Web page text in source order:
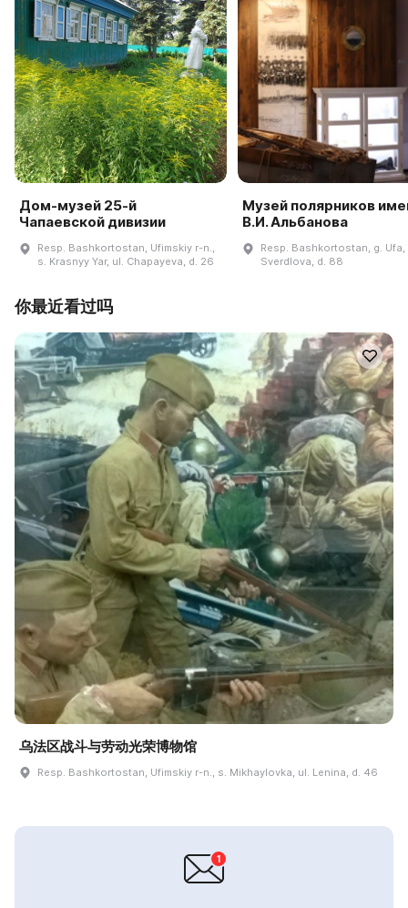
Дом-музей 25-й
Чапаевской дивизии
Resp. Bashkortostan, Ufimskiy r-n.,
s. Krasnyy Yar, ul. Chapayeva, d. 26
Музей полярников
В.И. Альбанова
Resp. Bashkortostan, g. Ufa,
Sverdlova, d. 88
你最近看过吗
乌法区战斗与劳动光荣博物馆
Resp. Bashkortostan, Ufimskiy r-n., s. Mikhaylovka, ul. Lenina, d. 46